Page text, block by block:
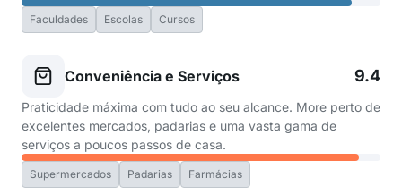
Faculdades Escolas Cursos
Conveniência e Serviços 9.4
Praticidade máxima com tudo ao seu alcance. More perto de
excelentes mercados, padarias e uma vasta gama de
serviços a poucos passos de casa.
Supermercados Padarias Farmácias